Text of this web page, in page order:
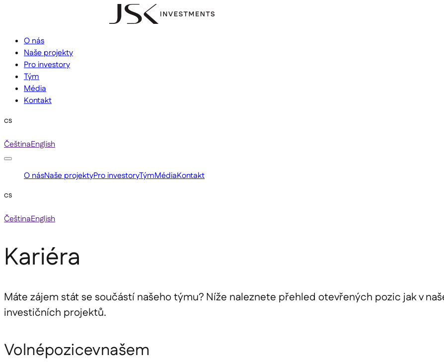
O nás
Naše projekty
Pro investory
Tým
Média
Kontakt
cs
ČeštinaEnglish
O násNaše projektyPro investoryTýmMédiaKontakt
cs
ČeštinaEnglish
Kariéra
Máte zájem stát se součástí našeho týmu? Níže naleznete přehled otevřených pozic jak v
investičních projektů.
Volnépozicevnašem